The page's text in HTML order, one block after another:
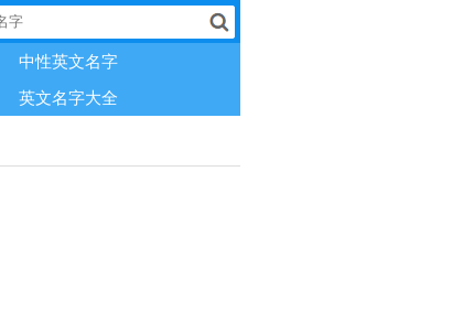
中性英文名字
英文名字大全